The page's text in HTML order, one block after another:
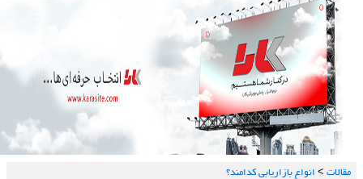
مقالات > انواع بازاریابی کدامند؟